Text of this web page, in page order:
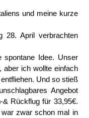
und meine kurze
28. April verbrachten
spontane Idee. Unser
ich wollte einfach
Und so stieß
Angebot
& Rückflug für 33,95€.
zwar schon mal in